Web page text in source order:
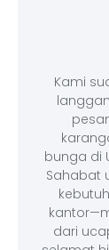
Kami
bunga di
Sahabat
dari